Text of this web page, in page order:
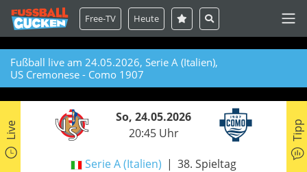
Free-TV Heute
Fußball live am 24.05.2026, Serie A (Italien),
US Cremonese - Como 1907
Live
So, 24.05.2026
20:45 Uhr
Serie A (Italien) 38. Spieltag
Tipp